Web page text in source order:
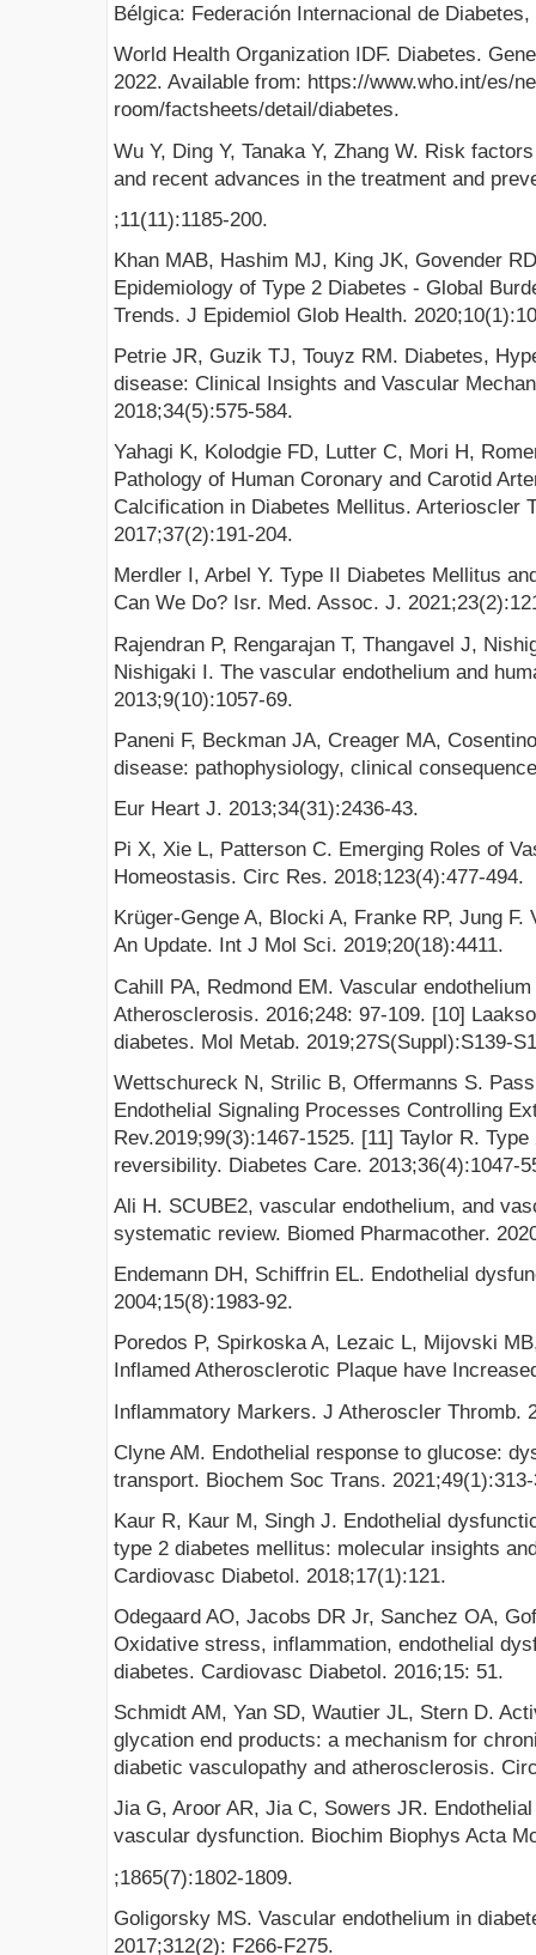
Bélgica: Federación Internacional de Diabetes,
World Health Organization IDF. Diabetes.
2022. Available from: https://www.who.int/es/
room/factsheets/detail/diabetes.
Wu Y, Ding Y, Tanaka Y, Zhang W. Risk
and recent advances in the treatment and
;11(11):1185-200.
Khan MAB, Hashim MJ, King JK, Govender
Epidemiology of Type 2 Diabetes - Global
Trends. J Epidemiol Glob Health.
Petrie JR, Guzik TJ, Touyz RM. Diabetes,
disease: Clinical Insights and Vascular
2018;34(5):575-584.
Yahagi K, Kolodgie FD, Lutter C, Mori H,
Pathology of Human Coronary and Carotid
Calcification in Diabetes Mellitus. Arterioscler
2017;37(2):191-204.
Merdler I, Arbel Y. Type II Diabetes Mellitus
Can We Do? Isr. Med. Assoc. J.
Rajendran P, Rengarajan T, Thangavel J,
Nishigaki I. The vascular endothelium and
2013;9(10):1057-69.
Paneni F, Beckman JA, Creager MA,
disease: pathophysiology, clinical
Eur Heart J. 2013;34(31):2436-43.
Pi X, Xie L, Patterson C. Emerging Roles of
Homeostasis. Circ Res. 2018;123(4):477-494.
Krüger-Genge A, Blocki A, Franke RP, Jung
An Update. Int J Mol Sci. 2019;20(18):4411.
Cahill PA, Redmond EM. Vascular
Atherosclerosis. 2016;248: 97-109. [10]
diabetes. Mol Metab. 2019;27S(Suppl):S139-
Wettschureck N, Strilic B, Offermanns S.
Endothelial Signaling Processes Controlling
Rev.2019;99(3):1467-1525. [11] Taylor R.
reversibility. Diabetes Care. 2013;36(4):1047-
Ali H. SCUBE2, vascular endothelium, and
systematic review. Biomed Pharmacother.
Endemann DH, Schiffrin EL. Endothelial
2004;15(8):1983-92.
Poredos P, Spirkoska A, Lezaic L, Mijovski
Inflamed Atherosclerotic Plaque have
Inflammatory Markers. J Atheroscler Thromb.
Clyne AM. Endothelial response to glucose:
transport. Biochem Soc Trans.
Kaur R, Kaur M, Singh J. Endothelial
type 2 diabetes mellitus: molecular insights
Cardiovasc Diabetol. 2018;17(1):121.
Odegaard AO, Jacobs DR Jr, Sanchez OA,
Oxidative stress, inflammation, endothelial
diabetes. Cardiovasc Diabetol. 2016;15: 51.
Schmidt AM, Yan SD, Wautier JL, Stern D.
glycation end products: a mechanism for
diabetic vasculopathy and atherosclerosis.
Jia G, Aroor AR, Jia C, Sowers JR.
vascular dysfunction. Biochim Biophys Acta
;1865(7):1802-1809.
Goligorsky MS. Vascular endothelium in
2017;312(2): F266-F275.